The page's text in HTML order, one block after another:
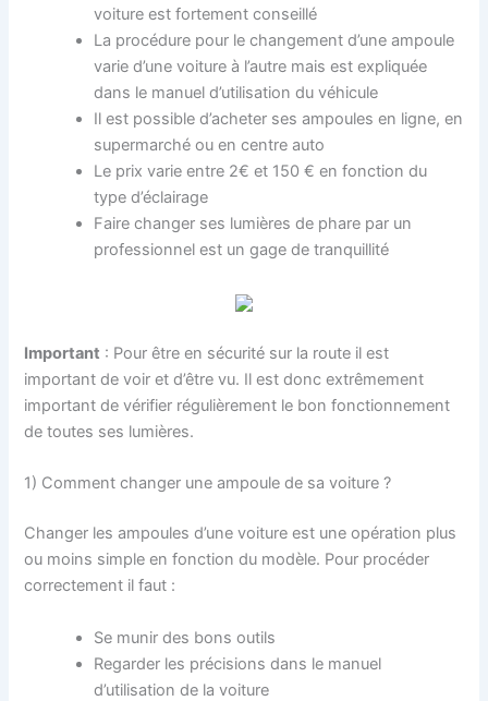
voiture est fortement conseillé
La procédure pour le changement d’une ampoule
varie d’une voiture à l’autre mais est expliquée
dans le manuel d’utilisation du véhicule
Il est possible d’acheter ses ampoules en ligne, en
supermarché ou en centre auto
Le prix varie entre 2€ et 150 € en fonction du
type d’éclairage
Faire changer ses lumières de phare par un
professionnel est un gage de tranquillité
Important : Pour être en sécurité sur la route il est
important de voir et d’être vu. Il est donc extrêmement
important de vérifier régulièrement le bon fonctionnement
de toutes ses lumières.
1) Comment changer une ampoule de sa voiture ?
Changer les ampoules d’une voiture est une opération plus
ou moins simple en fonction du modèle. Pour procéder
correctement il faut :
Se munir des bons outils
Regarder les précisions dans le manuel
d’utilisation de la voiture